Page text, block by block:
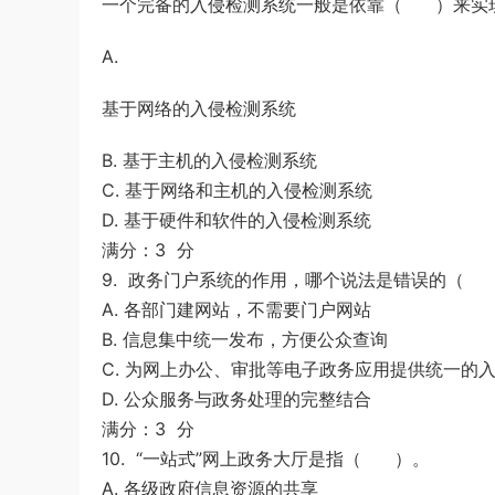
一个完备的入侵检测系统一般是依靠（ ）来实
A.
基于网络的入侵检测系统
B. 基于主机的入侵检测系统
C. 基于网络和主机的入侵检测系统
D. 基于硬件和软件的入侵检测系统
满分：3 分
9. 政务门户系统的作用，哪个说法是错误的（
A. 各部门建网站，不需要门户网站
B. 信息集中统一发布，方便公众查询
C. 为网上办公、审批等电子政务应用提供统一的
D. 公众服务与政务处理的完整结合
满分：3 分
10. “一站式”网上政务大厅是指（ ）。
A. 各级政府信息资源的共享